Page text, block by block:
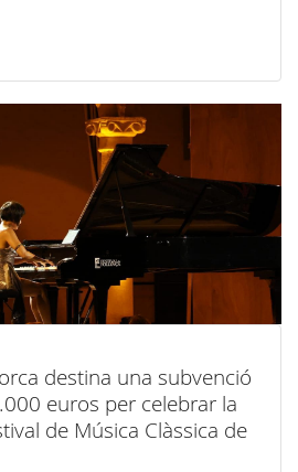
destina una subvenció
euros per celebrar la
de Música Clàssica de